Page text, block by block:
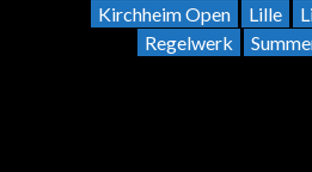
Kirchheim Open
Lille
Regelwerk